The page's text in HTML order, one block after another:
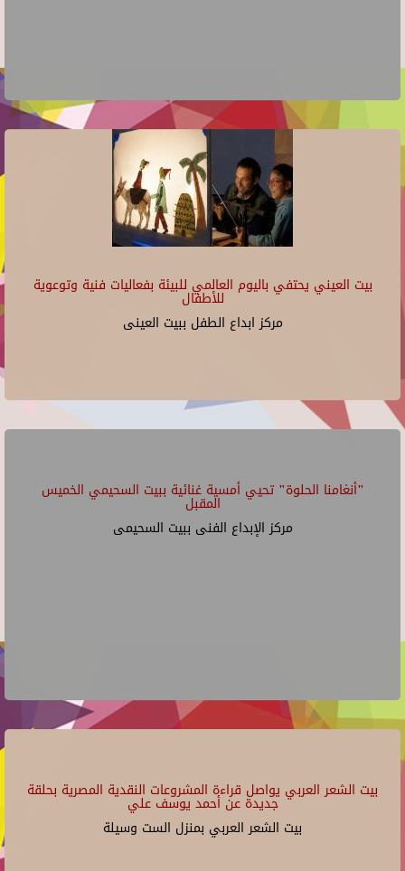
بيت العيني يحتفي باليوم العالمي للبيئة بفعاليات فنية وتوعوية
للأطفال
مركز ابداع الطفل ببيت العينى
"أنغامنا الحلوة" تحيي أمسية غنائية ببيت السحيمي الخميس
المقبل
مركز الإبداع الفنى ببيت السحيمى
بيت الشعر العربي يواصل قراءة المشروعات النقدية المصرية بحلقة
جديدة عن أحمد يوسف علي
بيت الشعر العربي بمنزل الست وسيلة